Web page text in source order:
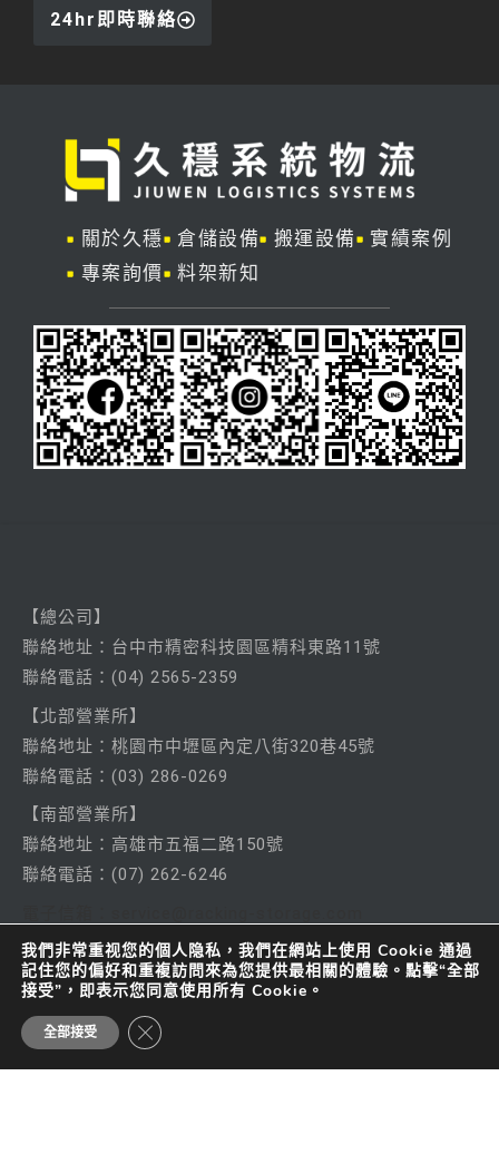
24hr即時聯絡
關於久穩 倉儲設備 搬運設備
實績案例
專案詢價
料架新知
【總公司】
聯絡地址：台中市精密科技園區精科東路11號
聯絡電話： (04) 2565-2359
【北部營業所】
聯絡地址：桃園市中壢區內定八街320巷45號
聯絡電話： (03) 286-0269
【南部營業所】
聯絡地址：高雄市五福二路150號
聯絡電話： (07) 262-6246
© 2024 久穩系統物流股份有限公司 All rights
reserved
我們非常重视您的個人隐私，我們在網站上使用 Cookie 通過
記住您的偏好和重複訪問來為您提供最相關的體驗。點擊“全部
接受”，即表示您同意使用所有 Cookie。
全部接受 CLOSE GDPR COOKIE BANNER